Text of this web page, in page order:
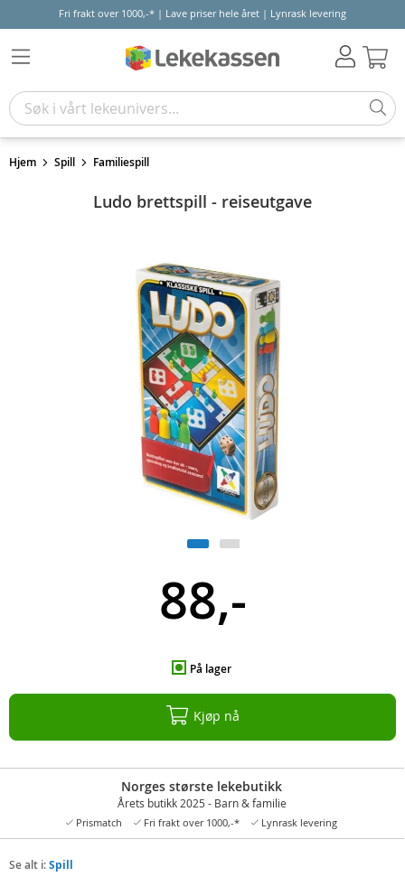
Fri frakt over 1000,-* | Lave priser hele året | Lynrask levering
Hjem Spill Familiespill
Ludo brettspill - reiseutgave
88,-
På lager
Kjøp nå
Norges største lekebutikk
Årets butikk 2025 - Barn & familie
Prismatch Fri frakt over 1000,-* Lynrask levering
Se alt i:Spill